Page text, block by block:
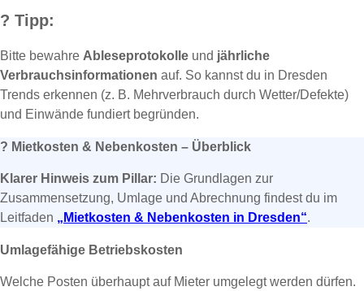
? Tipp:
Bitte bewahre Ableseprotokolle und jährliche
Verbrauchsinformationen auf. So kannst du in Dresden
Trends erkennen (z. B. Mehrverbrauch durch Wetter/Defekte)
und Einwände fundiert begründen.
? Mietkosten & Nebenkosten – Überblick
Klarer Hinweis zum Pillar: Die Grundlagen zur
Zusammensetzung, Umlage und Abrechnung findest du im
Leitfaden „Mietkosten & Nebenkosten in Dresden“.
Umlagefähige Betriebskosten
Welche Posten überhaupt auf Mieter umgelegt werden dürfen.